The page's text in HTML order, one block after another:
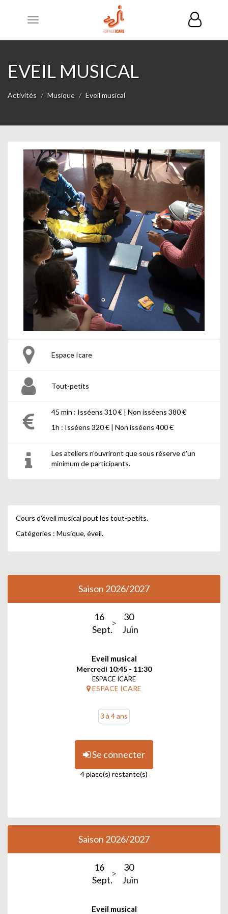
Toggle
EVEIL MUSICAL
Activités Musique Eveil musical
Espace Icare
Tout-petits
45 min : Isséens 310 € | Non isséens 380 €
1h : Isséens 320 € | Non isséens 400 €
Les ateliers n'ouvriront que sous réserve d'un
minimum de participants.
Cours d'éveil musical pout les tout-petits.
Catégories : Musique, éveil.
Saison 2026/2027
16
Sept.
30
Juin
Eveil musical
Mercredi 10:45 - 11:30
ESPACE ICARE
ESPACE ICARE
3 à 4 ans
Se connecter
4 place(s) restante(s)
Saison 2026/2027
16
Sept.
30
Juin
Eveil musical